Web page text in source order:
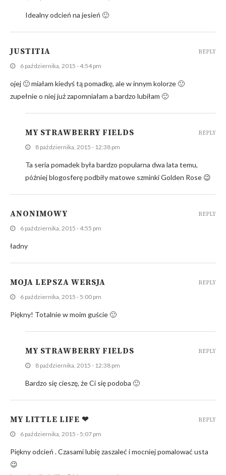
Idealny odcień na jesień 🙂
JUSTITIA
6 października, 2015 - 4:54 pm
ojej 🙂 miałam kiedyś tą pomadkę, ale w innym kolorze 🙂
zupełnie o niej już zapomniałam a bardzo lubiłam 🙂
REPLY
MY STRAWBERRY FIELDS
8 października, 2015 - 12:38 pm
Ta seria pomadek była bardzo popularna dwa lata temu,
później blogosferę podbiły matowe szminki Golden Rose 😉
REPLY
ANONIMOWY
6 października, 2015 - 4:55 pm
ładny
REPLY
MOJA LEPSZA WERSJA
6 października, 2015 - 5:00 pm
Piękny! Totalnie w moim guście 🙂
REPLY
MY STRAWBERRY FIELDS
8 października, 2015 - 12:38 pm
Bardzo się cieszę, że Ci się podoba 🙂
REPLY
MY LITTLE LIFE ❤
6 października, 2015 - 5:07 pm
Piękny odcień . Czasami lubię zaszaleć i mocniej pomalować usta
😉
REPLY